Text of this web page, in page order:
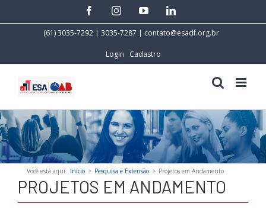
facebookinstagramyoutubelinkedin
(61) 3035-7292 | 3035-7287 | contato@esadf.org.br
Login Cadastro
Você está aqui: Início > Pesquisa e Extensão > Projetos em Andamento
PROJETOS EM ANDAMENTO